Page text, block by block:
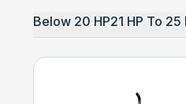
Below 20 HP21 HP To 25